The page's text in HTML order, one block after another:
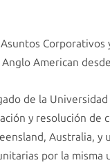
Corporativos
American
de la
y resolución de
Australia, y
por la misma